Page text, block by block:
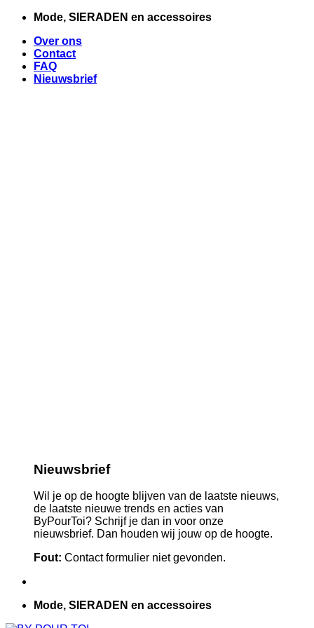
inhoud
Mode, SIERADEN en accessoires
Over ons
Contact
FAQ
Nieuwsbrief
Nieuwsbrief
Wil je op de hoogte blijven van de laatste nieuws,
de laatste nieuwe trends en acties van
ByPourToi? Schrijf je dan in voor onze
nieuwsbrief. Dan houden wij jouw op de hoogte.
Fout: Contact formulier niet gevonden.
Mode, SIERADEN en accessoires